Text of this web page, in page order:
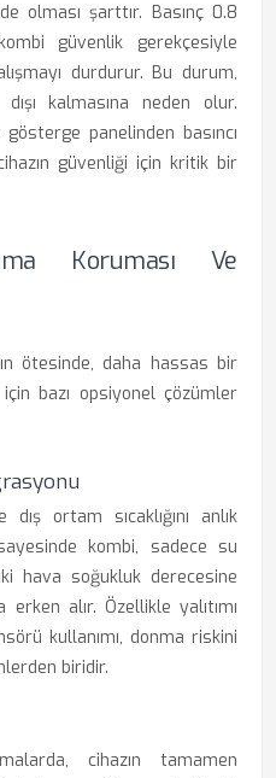
olması şarttır. Basınç 0.8
güvenlik gerekçesiyle
durdurur. Bu durum,
kalmasına neden olur.
gösterge panelinden basıncı
güvenliği için kritik bir
Koruması Ve
ötesinde, daha hassas bir
bazı opsiyonel çözümler
ortam sıcaklığını anlık
kombi, sadece su
hava soğukluk derecesine
alır. Özellikle yalıtımı
kullanımı, donma riskini
biridir.
cihazın tamamen